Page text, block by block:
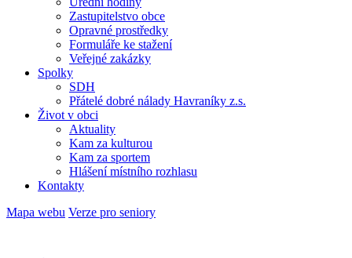
Zastupitelstvo obce
Opravné prostředky
Formuláře ke stažení
Veřejné zakázky
Spolky
SDH
Přátelé dobré nálady Havraníky z.s.
Život v obci
Aktuality
Kam za kulturou
Kam za sportem
Hlášení místního rozhlasu
Kontakty
Mapa webu Verze pro seniory